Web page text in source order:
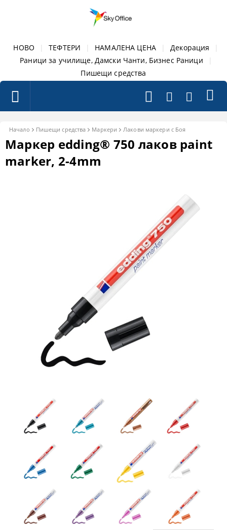
НОВО ТЕФТЕРИ НАМАЛЕНА ЦЕНА Декорация
Раници за училище, Дамски Чанти, Бизнес Раници
Пишещи средства
Начало Пишещи средства Маркери Лакови маркери с Боя
Маркер edding® 750 лаков paint
marker, 2-4mm